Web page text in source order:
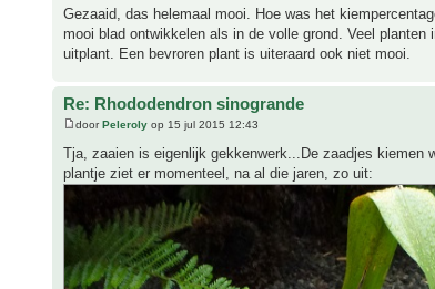
Gezaaid, das helemaal mooi. Hoe was het
mooi blad ontwikkelen als in de volle grond. Veel
uitplant. Een bevroren plant is uiteraard ook niet mooi.
Re: Rhododendron sinogrande
doorPeleroly op 15 jul 2015 12:43
Tja, zaaien is eigenlijk gekkenwerk...De zaadjes kiemen
plantje ziet er momenteel, na al die jaren, zo uit: